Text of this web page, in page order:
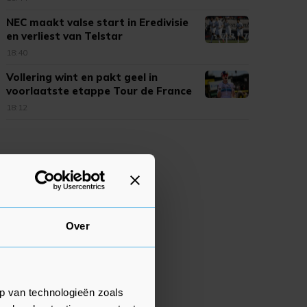
Over
van technologieën zoals
NEC maakt valse start in Eredivisie
en verliest van Telstar
18:40
Vollering wint en pakt geel in
voorlaatste etappe Tour de France
18:12